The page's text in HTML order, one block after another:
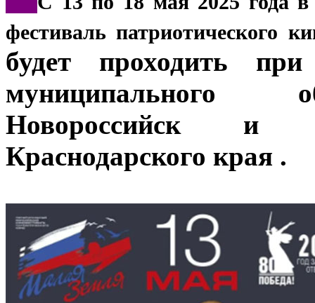
фестиваль патриотического
будет проходить
муниципального
Новороссийск и
Краснодарского края .